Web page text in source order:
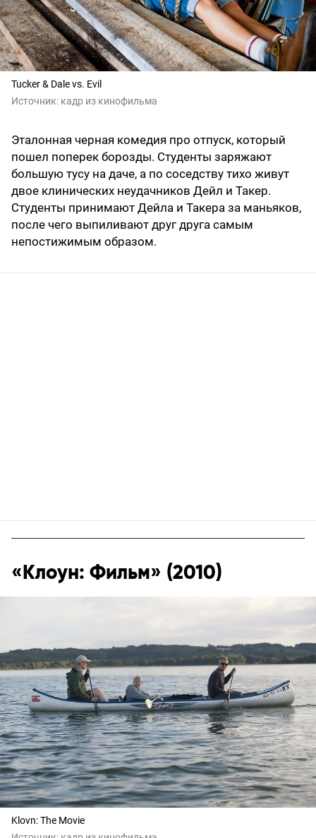
Tucker & Dale vs. Evil
Источник: кадр из кинофильма
Эталонная черная комедия про отпуск, который
пошел поперек борозды. Студенты заряжают
большую тусу на даче, а по соседству тихо живут
двое клинических неудачников Дейл и Такер.
Студенты принимают Дейла и Такера за маньяков,
после чего выпиливают друг друга самым
непостижимым образом.
«Клоун: Фильм» (2010)
Klovn: The Movie